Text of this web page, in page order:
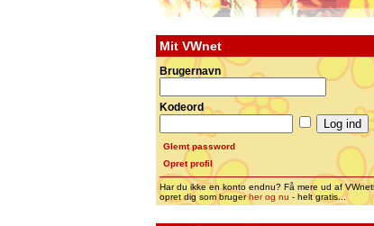
Mit VWnet
Brugernavn
Kodeord
Glemt password
Opret profil
Har du ikke en konto endnu? Få mere ud af
opret dig som brugerher og nu - helt gratis...